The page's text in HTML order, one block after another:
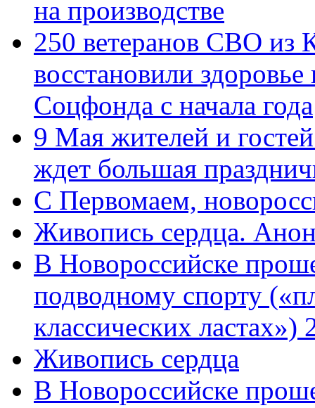
на производстве
250 ветеранов СВО из
восстановили
Соцфонда с начала года
9 Мая жителей и
ждет большая
C Первомаем,
Живопись сердца.
В Новороссийске
подводному спорту
классических
Живопись сердца
В Новороссийске